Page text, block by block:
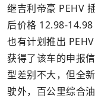
继吉利帝豪 PEHV
后价格 12.98-
也有计划推出
获得了该车的申报
型差别不大，但全
驶外，百公里综合